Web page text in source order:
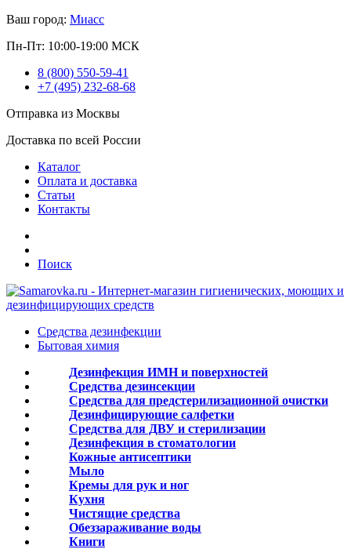
Ваш город: Миасс
Пн-Пт: 10:00-19:00 МСК
8 (800) 550-59-41
+7 (495) 232-68-68
Отправка из Москвы
Доставка по всей России
Каталог
Оплата и доставка
Статьи
Контакты
Поиск
Средства дезинфекции
Бытовая химия
Дезинфекция ИМН и поверхностей
Средства дезинсекции
Средства для предстерилизационной очистки
Дезинфицирующие салфетки
Средства для ДВУ и cтерилизации
Дезинфекция в стоматологии
Кожные антисептики
Мыло
Кремы для рук и ног
Кухня
Чистящие средства
Обеззараживание воды
Книги